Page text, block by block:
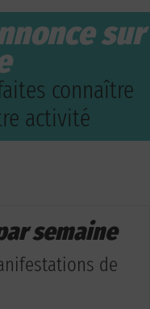
sur
connaître
activité
semaine
de